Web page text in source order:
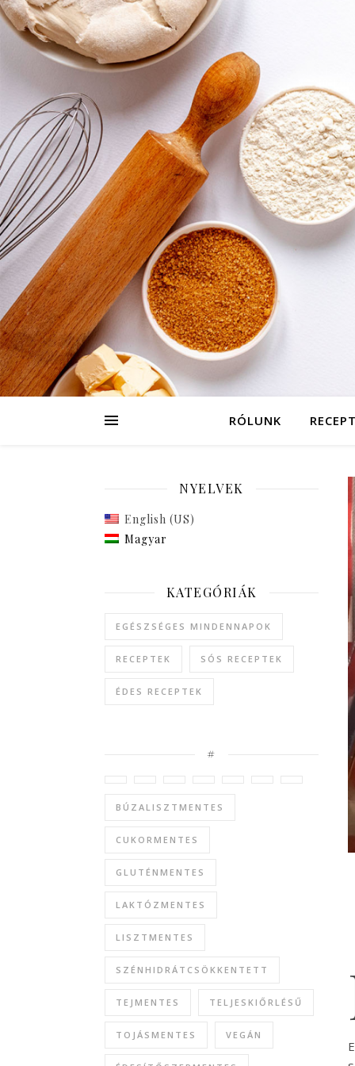
RÓLUNK
NYELVEK
English (US)
Magyar
KATEGÓRIÁK
EGÉSZSÉGES MINDENNAPOK
RECEPTEK SÓS RECEPTEK
ÉDES RECEPTEK
#
BÚZALISZTMENTES
CUKORMENTES
GLUTÉNMENTES
LAKTÓZMENTES
LISZTMENTES
SZÉNHIDRÁTCSÖKKENTETT
TEJMENTES TELJESKIŐRLÉSŰ
TOJÁSMENTES VEGÁN